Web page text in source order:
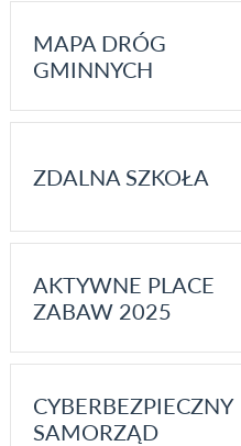
MAPA DRÓG
GMINNYCH
ZDALNA SZKOŁA
AKTYWNE PLACE
ZABAW 2025
CYBERBEZPIECZNY
SAMORZĄD